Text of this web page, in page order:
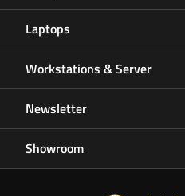
Laptops
Workstations & Server
Newsletter
Showroom